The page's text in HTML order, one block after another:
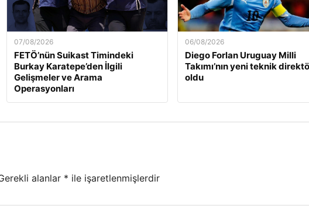
07/08/2026
FETÖ’nün Suikast Timindeki
Burkay Karatepe’den İlgili
Gelişmeler ve Arama
Operasyonları
06/08/2026
Diego Forlan Uruguay Milli
Takımı’nın yeni teknik
oldu
alanlar * ile işaretlenmişlerdir